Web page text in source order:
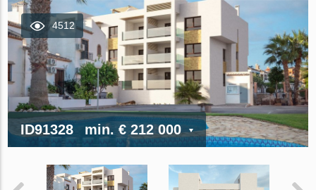
4512
ID91328 min.€ 212 000